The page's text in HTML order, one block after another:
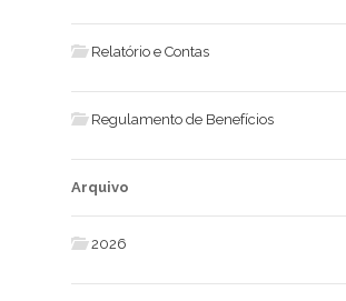
Relatório e Contas
Regulamento de Benefícios
Arquivo
2026